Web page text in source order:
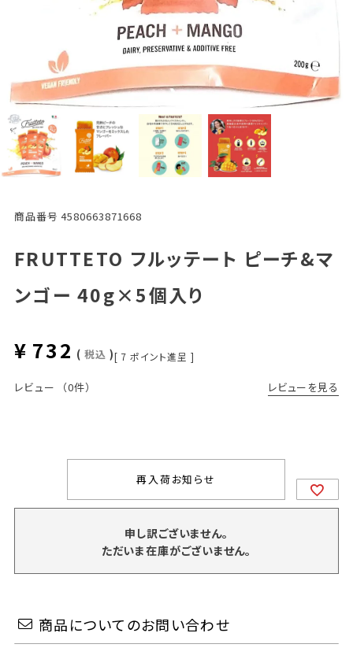
商品番号 4580663871668
FRUTTETO フルッテート ピーチ&マ
ンゴー 40g×5個入り
¥ 732 税込 [ 7 ポイント進呈 ]
レビュー （0件） レビューを見る
再入荷お知らせ
申し訳ございません。
ただいま在庫がございません。
商品についてのお問い合わせ